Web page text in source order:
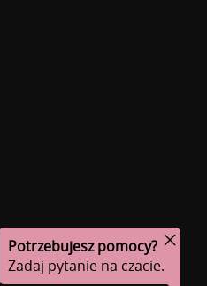
Potrzebujesz pomocy?
Zadaj pytanie na czacie.